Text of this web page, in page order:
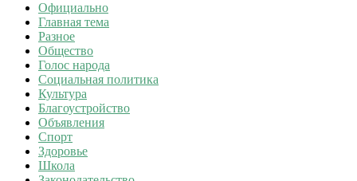
Официально
Главная тема
Разное
Общество
Голос народа
Социальная политика
Культура
Благоустройство
Объявления
Спорт
Здоровье
Школа